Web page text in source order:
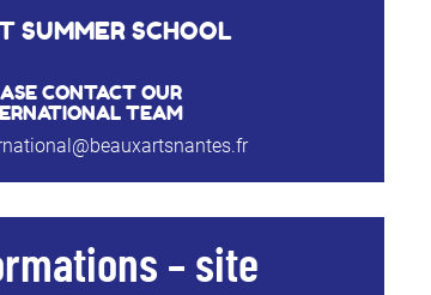
SUMMER SCHOOL
CONTACT OUR
TEAM
– site